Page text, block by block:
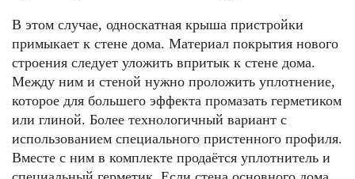
В этом случае, односкатная крыша пристройки
примыкает к стене дома. Материал покрытия нового
строения следует уложить впритык к стене дома.
Между ним и стеной нужно проложить уплотнение,
которое для большего эффекта промазать герметиком
или глиной. Более технологичный вариант с
использованием специального пристенного профиля.
Вместе с ним в комплекте продаётся уплотнитель и